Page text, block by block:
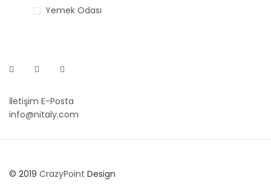
Yemek Odası
İletişim E-Posta
info@nitaly.com
© 2019 CrazyPoint Design